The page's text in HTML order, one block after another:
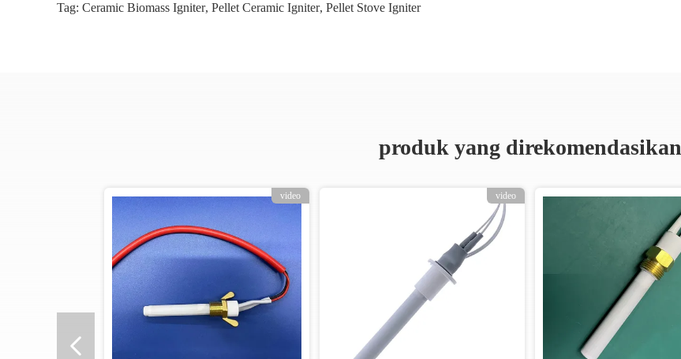
Tag: Ceramic Biomass Igniter, Pellet Ceramic Igniter, Pellet Stove Igniter
produk yang direkomendasikan
video